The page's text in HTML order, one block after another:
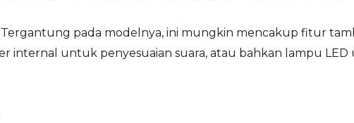
Tergantung pada modelnya, ini mungkin mencakup fitur
internal untuk penyesuaian suara, atau bahkan lampu LED